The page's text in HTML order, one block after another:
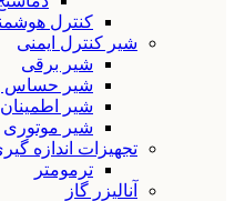
کنترل
شیر کنترل ایمنی
شیر برقی
شیر حساس
شیر اطمینان
شیر موتوری
تجهیزات اندازه
ترمومتر
آنالیزر گاز